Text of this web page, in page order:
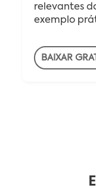
relevantes
exemplo
BAIXAR